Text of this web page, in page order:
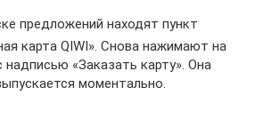
предложений находят пункт
карта QIWI». Снова нажимают на
надписью «Заказать карту». Она
моментально.